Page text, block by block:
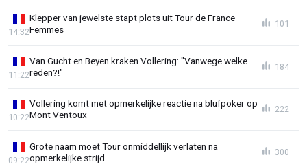
Klepper van jewelste stapt plots uit Tour de France
Femmes
14:32
101
Van Gucht en Beyen kraken Vollering: "Vanwege welke
reden?!"
11:22
184
Vollering komt met opmerkelijke reactie na blufpoker op
Mont Ventoux
10:22
222
Grote naam moet Tour onmiddellijk verlaten na
opmerkelijke strijd
09:22
300